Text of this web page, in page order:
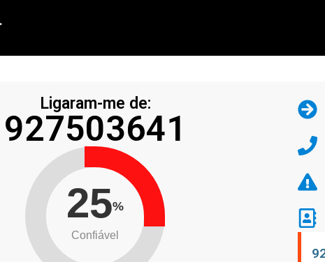
Ligaram-me de:
927503641
25%
Confiável